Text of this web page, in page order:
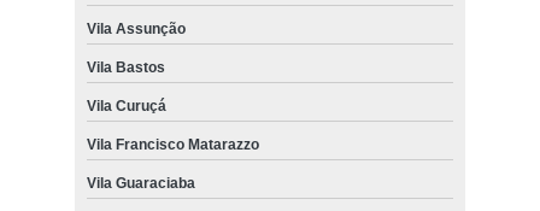
Vila Assunção
Vila Bastos
Vila Curuçá
Vila Francisco Matarazzo
Vila Guaraciaba